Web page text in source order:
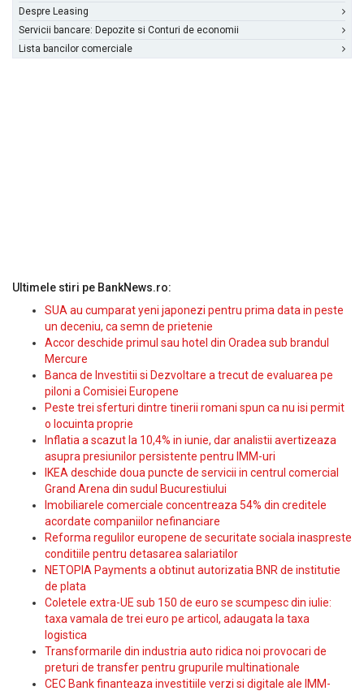
Despre Leasing
Servicii bancare: Depozite si Conturi de economii
Lista bancilor comerciale
Ultimele stiri pe BankNews.ro:
SUA au cumparat yeni japonezi pentru prima data in peste
un deceniu, ca semn de prietenie
Accor deschide primul sau hotel din Oradea sub brandul
Mercure
Banca de Investitii si Dezvoltare a trecut de evaluarea pe
piloni a Comisiei Europene
Peste trei sferturi dintre tinerii romani spun ca nu isi permit
o locuinta proprie
Inflatia a scazut la 10,4% in iunie, dar analistii avertizeaza
asupra presiunilor persistente pentru IMM-uri
IKEA deschide doua puncte de servicii in centrul comercial
Grand Arena din sudul Bucurestiului
Imobiliarele comerciale concentreaza 54% din creditele
acordate companiilor nefinanciare
Reforma regulilor europene de securitate sociala inaspreste
conditiile pentru detasarea salariatilor
NETOPIA Payments a obtinut autorizatia BNR de institutie
de plata
Coletele extra-UE sub 150 de euro se scumpesc din iulie:
taxa vamala de trei euro pe articol, adaugata la taxa
logistica
Transformarile din industria auto ridica noi provocari de
preturi de transfer pentru grupurile multinationale
CEC Bank finanteaza investitiile verzi si digitale ale IMM-